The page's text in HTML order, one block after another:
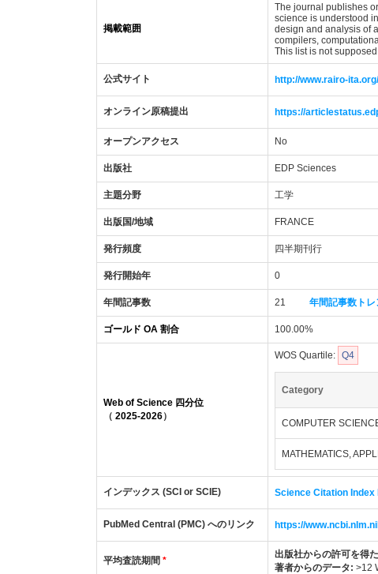
掲載範囲
The journal publishes
science is understood
design and analysis of
compilers,
This list is not
公式サイト http://www.rairo-ita.org/
オンライン原稿提出 https://
オープンアクセス No
出版社 EDP Sciences
主題分野 工学
出版国/地域 FRANCE
発行頻度 四半期刊行
発行開始年 0
年間記事数 21 年間記事数トレ
ゴールド OA 割合 100.00%
Web of Science 四分位
（ 2025-2026）
WOS Quartile: Q4
Category
COMPUTER
MATHEMATICS,
インデックス (SCI or SCIE) Science Citation Index
PubMed Central (PMC) へのリンク https://
平均査読期間 *
出版社からの許可を得
著者からのデータ: >12